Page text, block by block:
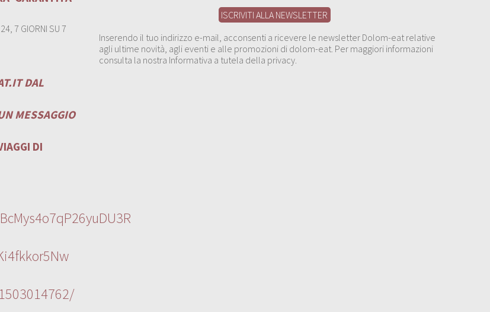
7 GIORNI SU 7
DAL
MESSAGGIO
DI
Inserendo il tuo indirizzo e-mail, acconsenti a ricevere le newsletter Dolom-eat relative
agli ultime novità, agli eventi e alle promozioni di dolom-eat. Per maggiori informazioni
consulta la nostra Informativa a tutela della privacy.